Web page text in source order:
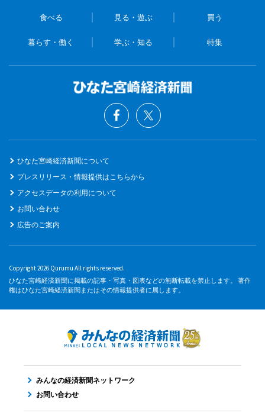
食べる 見る・遊ぶ 買う
暮らす・働く 学ぶ・知る 特集
ひなた宮崎経済新聞について
プレスリリース・情報提供はこちらから
アクセスデータの利用について
お問い合わせ
広告のご案内
Copyright 2026 Qurumu All rights reserved.
ひなた宮崎経済新聞に掲載の記事・写真・図表などの無断転載を禁止します。 著作
権はひなた宮崎経済新聞またはその情報提供者に属します。
みんなの経済新聞ネットワーク
お問い合わせ